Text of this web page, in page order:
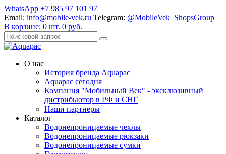
WhatsApp +7 985 97 101 97
Email: info@mobile-vek.ru Telegram: @MobileVek_ShopsGroup
В корзине: 0 шт. 0 руб.
О нас
История бренда Aquapac
Aquapac cегодня
Компания "Мобильный Век" - эксклюзивный
дистрибьютор в РФ и СНГ
Наши партнеры
Каталог
Водонепроницаемые чехлы
Водонепроницаемые рюкзаки
Водонепроницаемые сумки